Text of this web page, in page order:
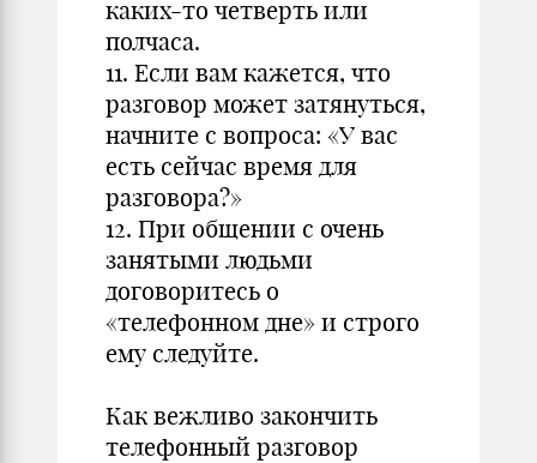
каких-то четверть или
полчаса.
11. Если вам кажется, что
разговор может затянуться,
начните с вопроса: «У вас
есть сейчас время для
разговора?»
12. При общении с очень
занятыми людьми
договоритесь о
«телефонном дне» и строго
ему следуйте.
Как вежливо закончить
телефонный разговор